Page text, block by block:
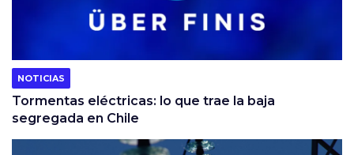
NOTICIAS
Tormentas eléctricas: lo que trae la baja
segregada en Chile